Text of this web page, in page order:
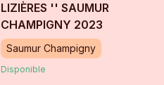
LIZIÈRES '' SAUMUR
CHAMPIGNY 2023
Saumur Champigny
Disponible